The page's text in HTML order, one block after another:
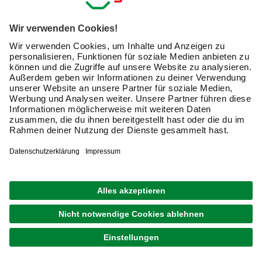
Exklusive Angebote und Gewinnspiele
Kreative Ideen & nützliche Heimwerker-Tipps
Produktneuheiten und innovative Lösungen
E-Mail-Adresse
Friendly Captcha
Ich möchte auf michzugeschnittene E-Mail-Werbung
(inklusive den Newsletter) von hagebau erhalten. Ich